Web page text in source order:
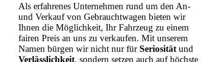
Als erfahrenes Unternehmen rund um den An-
und Verkauf von Gebrauchtwagen bieten wir
Ihnen die Möglichkeit, Ihr Fahrzeug zu einem
fairen Preis an uns zu verkaufen. Mit unserem
Namen bürgen wir nicht nur für Seriosität und
Verlässlichkeit, sondern setzen auch auf höchste